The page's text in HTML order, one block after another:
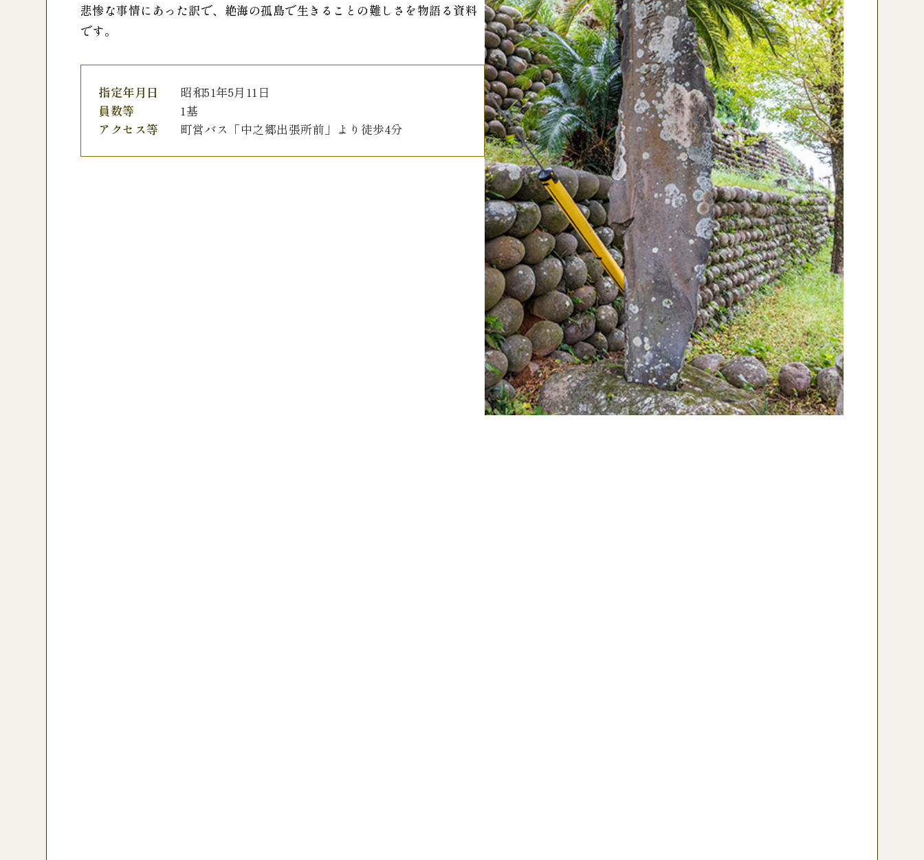
悲惨な事情にあった訳で、絶海の孤島で生きることの難しさを物語る資料
です。
指定年月日
昭和51年5月11日
員数等
1基
アクセス等
町営バス「中之郷出張所前」より徒歩4分